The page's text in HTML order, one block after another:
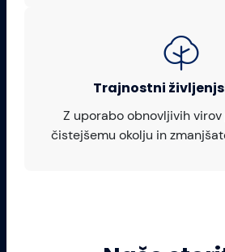
Trajnostni
Z uporabo obnovljivih
čistejšemu okolju in